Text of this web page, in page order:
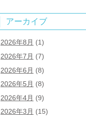
アーカイブ
2026年8月 (1)
2026年7月 (7)
2026年6月 (8)
2026年5月 (8)
2026年4月 (9)
2026年3月 (15)